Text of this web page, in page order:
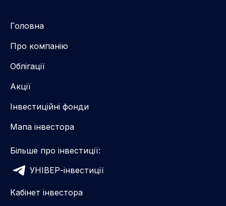
Головна
Про компанію
Облігації
Акції
Інвестиційні фонди
Мапа інвестора
Більше про інвестиції:
УНІВЕР-інвестиції
Кабінет інвестора